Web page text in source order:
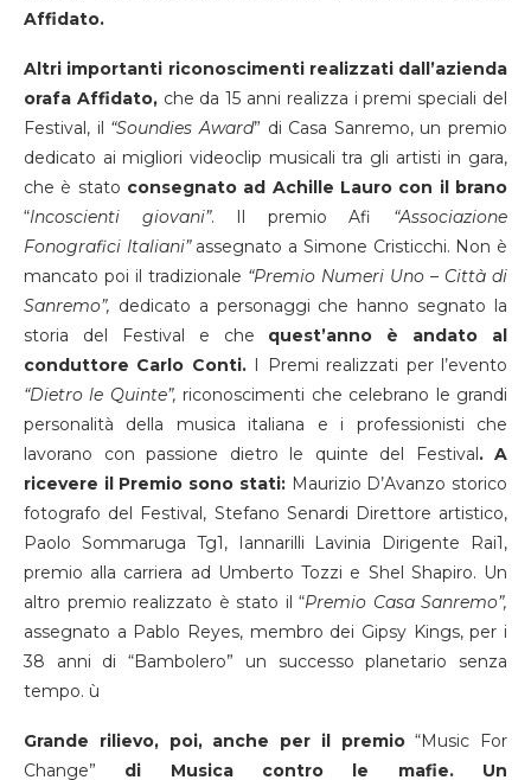
Affidato.
Altri importanti riconoscimenti realizzati dall’azienda
orafa Affidato,che da 15 anni realizza i premi speciali del
Festival, il “Soundies Award” di Casa Sanremo, un premio
dedicato ai migliori videoclip musicali tra gli artisti in gara,
che è stato consegnato ad Achille Lauro con il brano
“Incoscienti giovani”. Il premio Afi “Associazione
Fonografici Italiani”assegnato a Simone Cristicchi. Non è
mancato poi il tradizionale “Premio Numeri Uno – Città di
Sanremo”, dedicato a personaggi che hanno segnato la
storia del Festival e che quest’anno è andato al
conduttore Carlo Conti.I Premi realizzati per l’evento
“Dietro le Quinte”, riconoscimenti che celebrano le grandi
personalità della musica italiana e i professionisti che
lavorano con passione dietro le quinte del Festival. A
ricevere il Premio sono stati:Maurizio D’Avanzo storico
fotografo del Festival, Stefano Senardi Direttore artistico,
Paolo Sommaruga Tg1, Iannarilli Lavinia Dirigente Rai1,
premio alla carriera ad Umberto Tozzi e Shel Shapiro. Un
altro premio realizzato è stato il “Premio Casa Sanremo”,
assegnato a Pablo Reyes, membro dei Gipsy Kings, per i
38 anni di “Bambolero” un successo planetario senza
tempo. ù
Grande rilievo, poi, anche per il premio“Music For
Change” di Musica contro le mafie. Un